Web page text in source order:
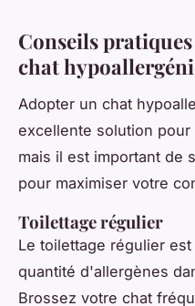
Conseils
chat
Adopter un chat
excellente solution
mais il est important de
pour maximiser votre
Toilettage régulier
Le toilettage régulier
quantité d'allergènes
Brossez votre chat